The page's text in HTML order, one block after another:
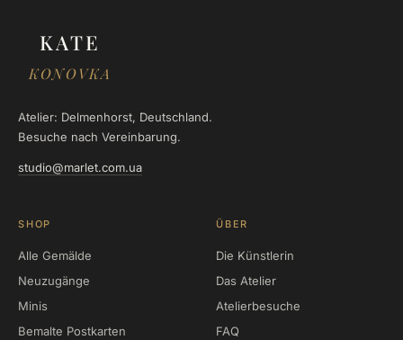
KATE
KONOVKA
Atelier: Delmenhorst, Deutschland.
Besuche nach Vereinbarung.
studio@marlet.com.ua
SHOP
Alle Gemälde
Neuzugänge
Minis
Bemalte Postkarten
ÜBER
Die Künstlerin
Das Atelier
Atelierbesuche
FAQ